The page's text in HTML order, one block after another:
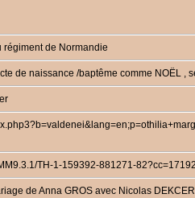
régiment de Normandie
de naissance /baptême comme NOËL
TH-1-159392-881271-
de Anna GROS avec Nicolas